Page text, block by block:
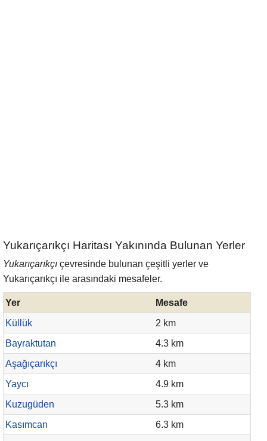
Yukarıçarıkçı Haritası Yakınında Bulunan Yerler
Yukarıçarıkçı çevresinde bulunan çeşitli yerler ve
Yukarıçarıkçı ile arasındaki mesafeler.
Yer
Mesafe
Küllük
2 km
Bayraktutan
4.3 km
Aşağıçarıkçı
4 km
Yaycı
4.9 km
Kuzugüden
5.3 km
Kasımcan
6.3 km